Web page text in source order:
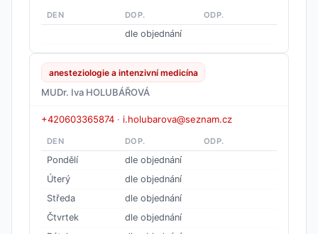
DEN DOP. ODP.
dle objednání
anesteziologie a intenzivní medicína
MUDr. Iva HOLUBÁŘOVÁ
+420603365874 · i.holubarova@seznam.cz
DEN DOP. ODP.
Pondělí
dle objednání
Úterý
dle objednání
Středa
dle objednání
Čtvrtek
dle objednání